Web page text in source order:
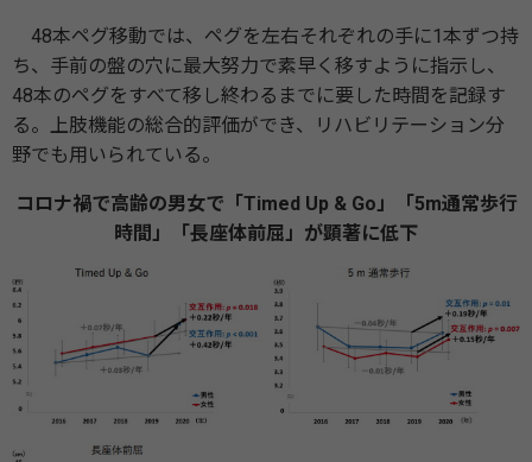
48本ペグ移動では、ペグを左右それぞれの⼿に1本ずつ持
ち、⼿前の盤の⽳に最⼤努⼒で素早く移すように指⽰し、
48本のペグをすべて移し終わるまでに要した時間を記録す
る。上肢機能の総合的評価ができ、リハビリテーション分
野でも⽤いられている。
コロナ禍で高齢の男⼥で「Timed Up & Go」「5m通常歩⾏
時間」「⻑座体前屈」が顕著に低下